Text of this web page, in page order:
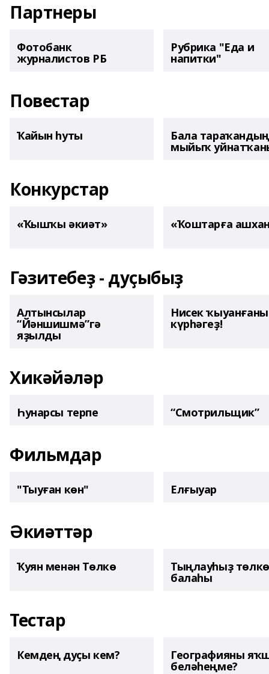
Партнеры
Фотобанк
журналистов РБ
Рубрика "Еда и
напитки"
Повестар
Ҡайын һуты Бала тараҡандың
мыйыҡ
Конкурстар
«Ҡышҡы әкиәт» «Ҡоштарға
Гәзитебеҙ - дуҫыбыҙ
Алтынсылар
“Йәншишмә”гә
яҙылды
Нисек
күрһәгеҙ!
Хикәйәләр
Һунарсы терпе “Смотрильщик”
Фильмдар
"Тыуған көн" Елғыуар
Әкиәттәр
Ҡуян менән Төлкө Тыңлауһыҙ төлкө
балаһы
Тестар
Кемдең дуҫы кем? Географияны
беләһеңме?